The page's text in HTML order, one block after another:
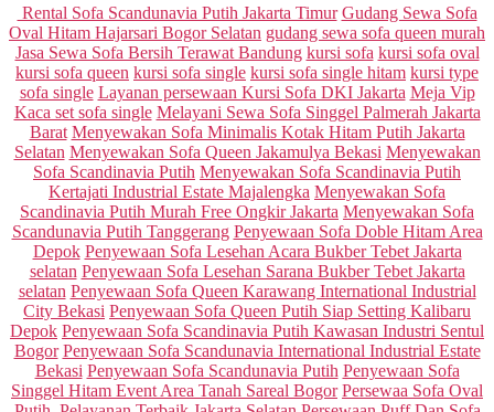
Categories
Rental Sofa Scandunavia Putih Jakarta Timur Gudang Sewa Sofa
Oval Hitam Hajarsari Bogor Selatan gudang sewa sofa queen murah
Jasa Sewa Sofa Bersih Terawat Bandung kursi sofa kursi sofa oval
kursi sofa queen kursi sofa single kursi sofa single hitam kursi type
sofa single Layanan persewaan Kursi Sofa DKI Jakarta Meja Vip
Kaca set sofa single Melayani Sewa Sofa Singgel Palmerah Jakarta
Barat Menyewakan Sofa Minimalis Kotak Hitam Putih Jakarta
Selatan Menyewakan Sofa Queen Jakamulya Bekasi Menyewakan
Sofa Scandinavia Putih Menyewakan Sofa Scandinavia Putih
Kertajati Industrial Estate Majalengka Menyewakan Sofa
Scandinavia Putih Murah Free Ongkir Jakarta Menyewakan Sofa
Scandunavia Putih Tanggerang Penyewaan Sofa Doble Hitam Area
Depok Penyewaan Sofa Lesehan Acara Bukber Tebet Jakarta
selatan Penyewaan Sofa Lesehan Sarana Bukber Tebet Jakarta
selatan Penyewaan Sofa Queen Karawang International Industrial
City Bekasi Penyewaan Sofa Queen Putih Siap Setting Kalibaru
Depok Penyewaan Sofa Scandinavia Putih Kawasan Industri Sentul
Bogor Penyewaan Sofa Scandunavia International Industrial Estate
Bekasi Penyewaan Sofa Scandunavia Putih Penyewaan Sofa
Singgel Hitam Event Area Tanah Sareal Bogor Persewaa Sofa Oval